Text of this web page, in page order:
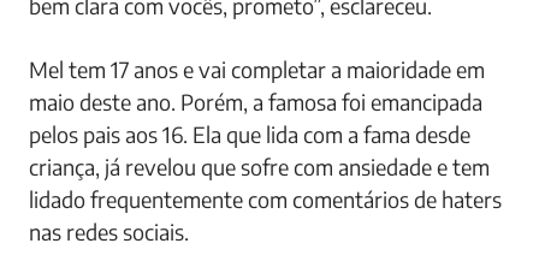
Mel tem 17 anos e vai completar a maioridade em
maio deste ano. Porém, a famosa foi emancipada
pelos pais aos 16. Ela que lida com a fama desde
criança, já revelou que sofre com ansiedade e tem
lidado frequentemente com comentários de haters
nas redes sociais.